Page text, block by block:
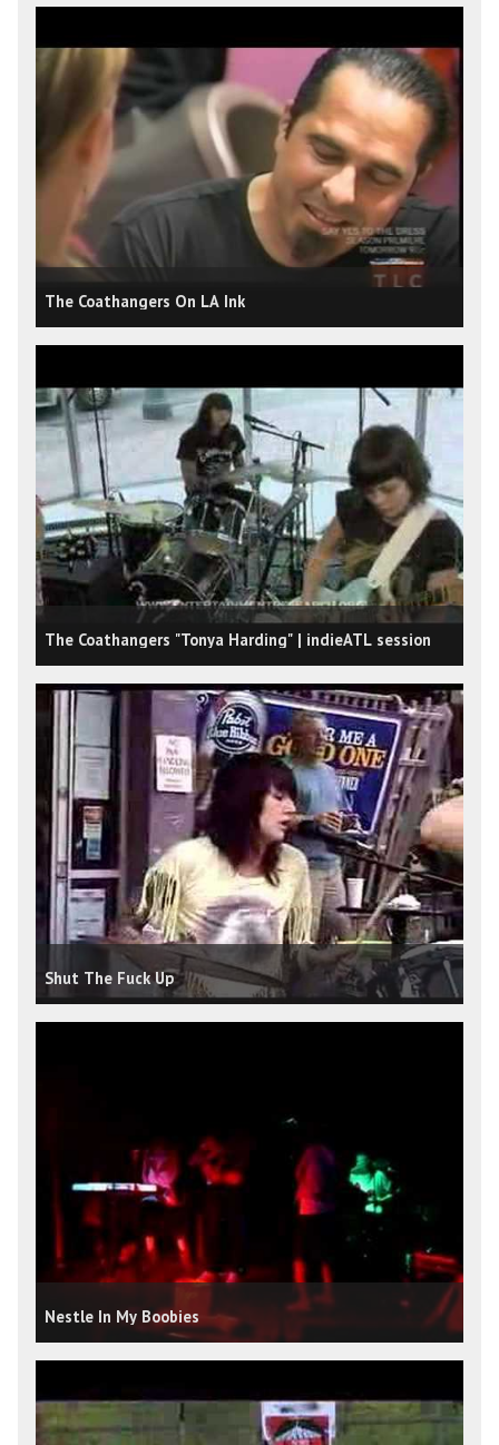
The Coathangers On LA Ink
The Coathangers "Tonya Harding" | indieATL session
Shut The Fuck Up
Nestle In My Boobies